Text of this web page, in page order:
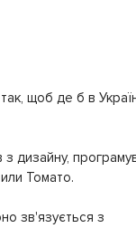
щоб де б в
дизайну,
Томато.
зв'язується з